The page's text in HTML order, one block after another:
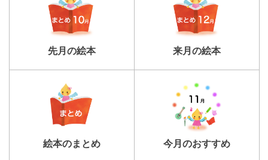
先月の絵本 来月の絵本
絵本のまとめ 今月のおすすめ